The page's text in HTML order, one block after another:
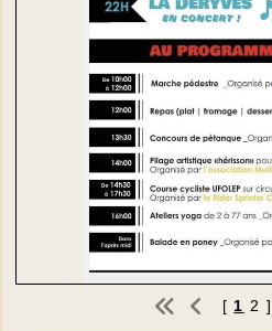
[ 1 2 ]